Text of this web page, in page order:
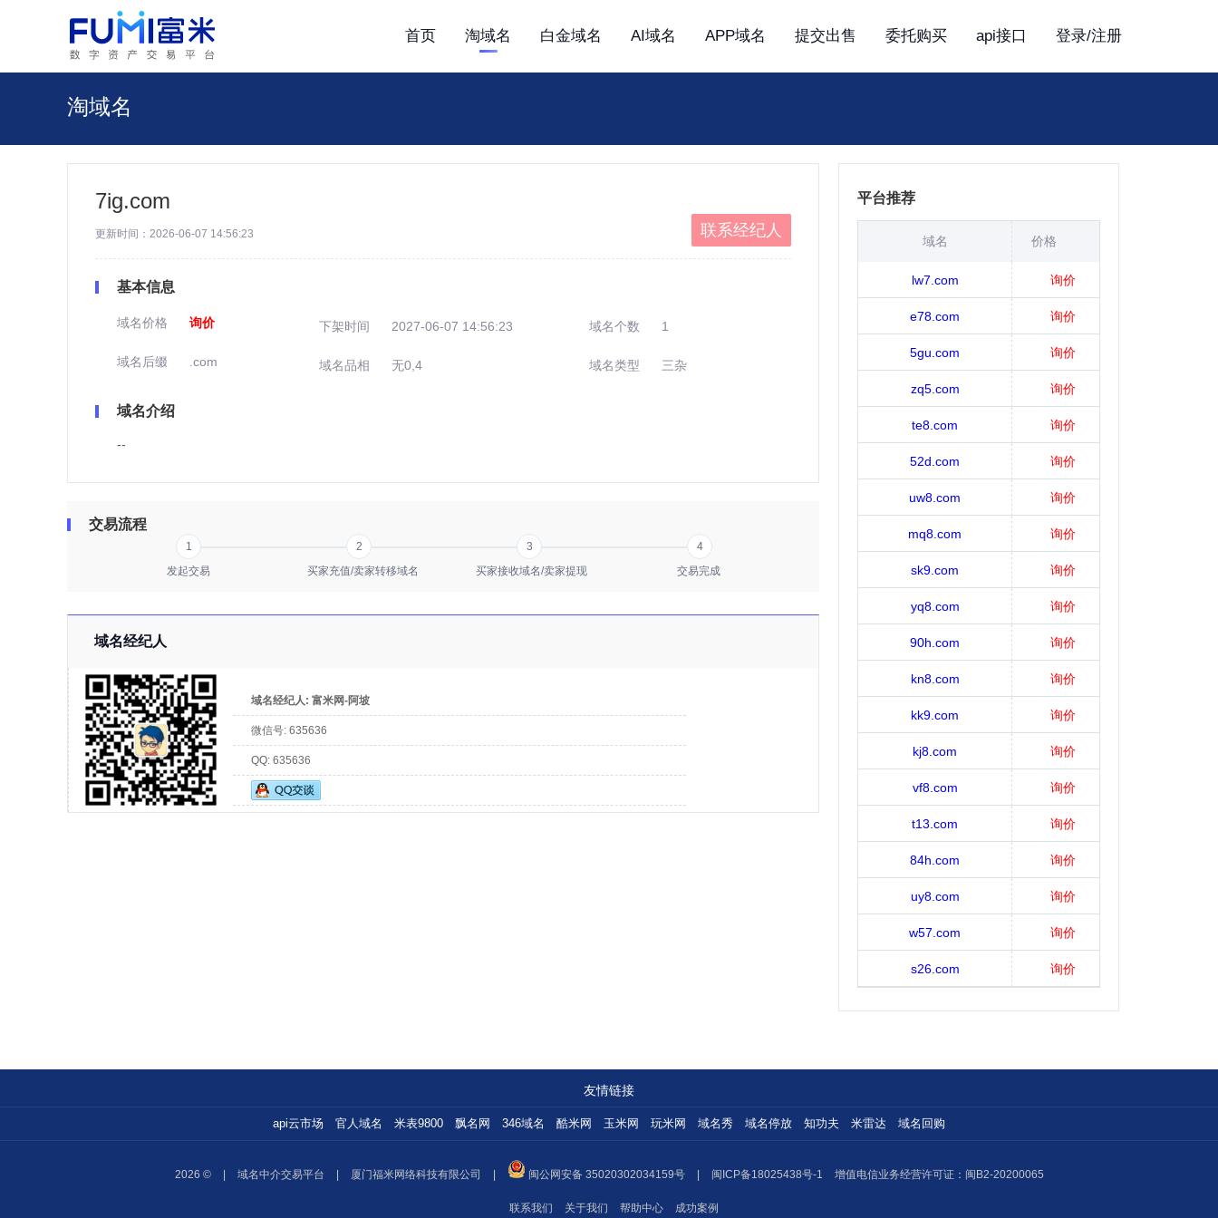
首页 淘域名 白金域名 AI域名 APP域名 提交出售 委托购买 api接口 登录/注册
淘域名
7ig.com
更新时间：2026-06-07 14:56:23 联系经纪人
基本信息
域名价格 询价 下架时间 2027-06-07 14:56:23 域名个数 1
域名后缀 .com 域名品相 无0,4 域名类型 三杂
域名介绍
--
交易流程
1 2 3
4
发起交易
买家充值/卖家转移域名 买家接收域名/卖家提现 交易完成
域名经纪人
域名经纪人: 富米网-阿坡
微信号: 635636
QQ: 635636
平台推荐
域名 价格
lw7.com 询价
e78.com 询价
5gu.com 询价
zq5.com 询价
te8.com 询价
52d.com 询价
uw8.com 询价
mq8.com 询价
sk9.com 询价
yq8.com 询价
90h.com 询价
kn8.com 询价
kk9.com 询价
kj8.com 询价
vf8.com 询价
t13.com 询价
84h.com 询价
uy8.com 询价
w57.com 询价
s26.com 询价
友情链接
api云市场 官人域名 米表9800 飘名网 346域名 酷米网 玉米网 玩米网 域名秀 域名停放 知功夫 米雷达 域名回购
2026 © 域名中介交易平台 厦门福米网络科技有限公司 闽公网安备 35020302034159号 闽ICP备18025438号-1 增值电信业务经营许可证：闽B2-20200065
联系我们 关于我们 帮助中心 成功案例